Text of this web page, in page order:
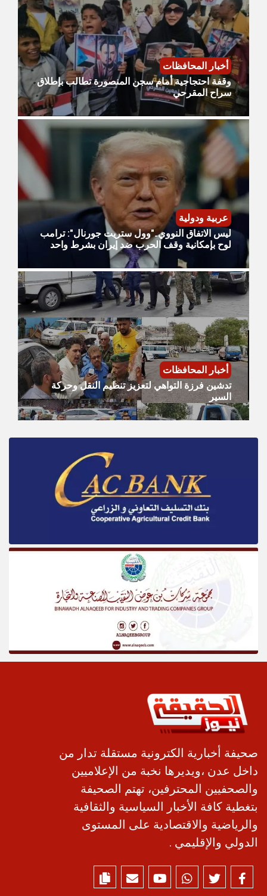
أخبار المحافظات
وقفة احتجاجية أمام سجن المنصورة تطالب بإطلاق
سراح المقرحي
عربية ودولية
ليس الاتفاق النووي.."وول ستريت جورنال": ترامب
لوح بإمكانية وقف الحرب ضد إيران بشرط واحد
أخبار المحافظات
تدشين فرزة التواهي لتعزيز تنظيم النقل وحركة
السير
صحيفة أخبارية الكترونية مستقلة تدار من
داخل عدن ،ويديرها نخبة من الإعلاميين
والصحفيين المحترفين، تهتم الصحيفة
بتغطية كافة الأخبار السياسية والثقافية
والرياضية والاقتصادية على المستوى
الدولي والإقليمي .